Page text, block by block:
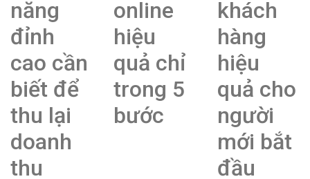
năng
đỉnh
cao cần
biết để
thu lại
doanh
thu
online
hiệu
quả chỉ
trong 5
bước
khách
hàng
hiệu
quả cho
người
mới bắt
đầu